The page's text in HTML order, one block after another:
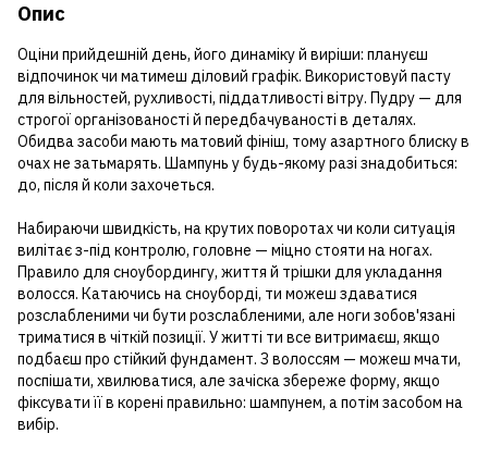
Опис
Оціни прийдешній день, його динаміку й виріши: плануєш
відпочинок чи матимеш діловий графік. Використовуй пасту
для вільностей, рухливості, піддатливості вітру. Пудру — для
строгої організованості й передбачуваності в деталях.
Обидва засоби мають матовий фініш, тому азартного блиску в
очах не затьмарять. Шампунь у будь-якому разі знадобиться:
до, після й коли захочеться.
Набираючи швидкість, на крутих поворотах чи коли ситуація
вилітає з-під контролю, головне — міцно стояти на ногах.
Правило для сноубордингу, життя й трішки для укладання
волосся. Катаючись на сноуборді, ти можеш здаватися
розслабленими чи бути розслабленими, але ноги зобов'язані
триматися в чіткій позиції. У житті ти все витримаєш, якщо
подбаєш про стійкий фундамент. З волоссям — можеш мчати,
поспішати, хвилюватися, але зачіска збереже форму, якщо
фіксувати її в корені правильно: шампунем, а потім засобом на
вибір.